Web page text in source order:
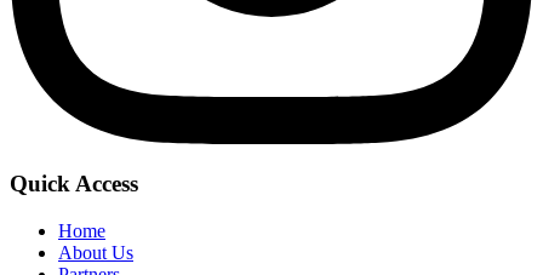
Quick Access
Home
About Us